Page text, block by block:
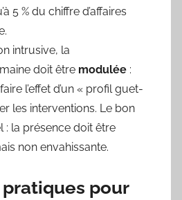
5 % du chiffre d’affaires
intrusive, la
doit être modulée :
l’effet d’un « profil guet-
les interventions. Le bon
: la présence doit être
non envahissante.
pour